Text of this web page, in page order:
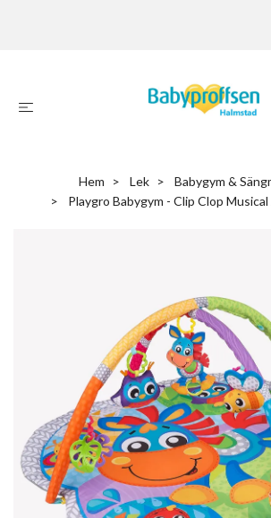
Hem Lek
Babygym &
Playgro Babygym - Clip Clop